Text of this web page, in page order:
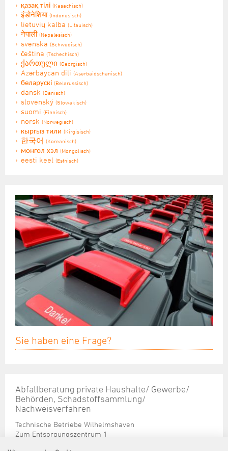
қазақ тілі (Kasachisch)
इंडोनेशिया (Indonesisch)
lietuvių kalba (Litauisch)
नेपाली (Nepalesisch)
svenska (Schwedisch)
čeština (Tschechisch)
ქართული (Georgisch)
Azərbaycan dili (Aserbaidschanisch)
беларускі (Belarussisch)
dansk (Dänisch)
slovenský (Slowakisch)
suomi (Finnisch)
norsk (Norwegisch)
кыргыз тили (Kirgisisch)
한국어 (Koreanisch)
монгол хэл (Mongolisch)
eesti keel (Estnisch)
Sie haben eine Frage?
Abfallberatung private Haushalte/ Gewerbe/
Behörden, Schadstoffsammlung/
Nachweisverfahren
Technische Betriebe Wilhelmshaven
Zum Entsorgungszentrum 1